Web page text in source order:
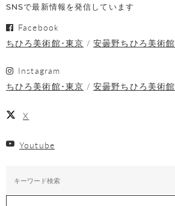
SNSで最新情報を発信しています
Facebook
ちひろ美術館･東京
安曇野ちひろ美術館
Instagram
ちひろ美術館･東京
安曇野ちひろ美術館
X
Youtube